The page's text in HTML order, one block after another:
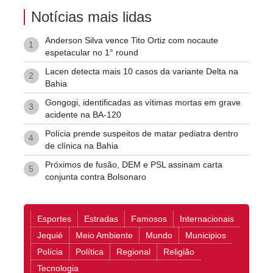
Notícias mais lidas
1
Anderson Silva vence Tito Ortiz com nocaute
espetacular no 1° round
2
Lacen detecta mais 10 casos da variante Delta na
Bahia
3
Gongogi, identificadas as vítimas mortas em grave
acidente na BA-120
4
Polícia prende suspeitos de matar pediatra dentro
de clínica na Bahia
5
Próximos de fusão, DEM e PSL assinam carta
conjunta contra Bolsonaro
Esportes Estradas Famosos
Internacionais
Jequié
Meio Ambiente Mundo
Municipios
Polícia
Política Regional
Religião
Tecnologia